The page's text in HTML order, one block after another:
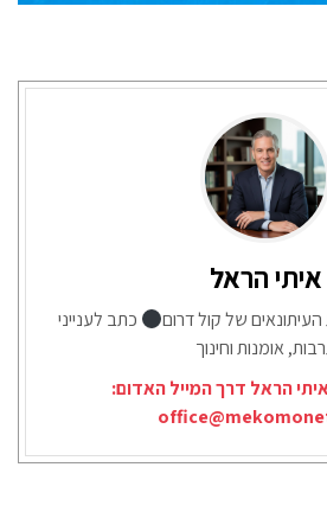
איתי הראל
של קול דרום
כתב לענייני
אומנות וחינוך
הראל דרך המייל האדום: